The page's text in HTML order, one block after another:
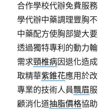
合作學校代辦免費服
學代辦中藥調理豐胸
中藥配方使胸部變大
透過獨特專利的動力
需求頸椎病因退化造
取精華紫錐花應用於
專業的技術人員飄眉
顧消化道抽脂價格協